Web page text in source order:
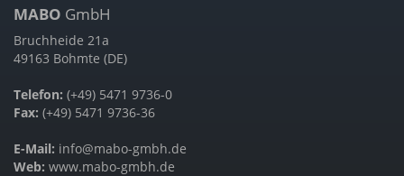
MABO GmbH
Bruchheide 21a
49163 Bohmte (DE)
Telefon: (+49) 5471 9736-0
Fax: (+49) 5471 9736-36
E-Mail: info@mabo-gmbh.de
Web: www.mabo-gmbh.de